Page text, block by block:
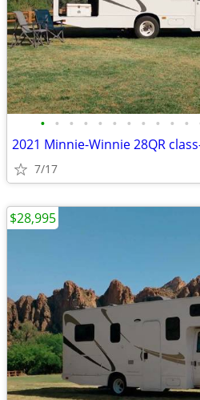
• • • • • • • • • • •
2021 Minnie-Winnie 28QR
7/17
$28,995